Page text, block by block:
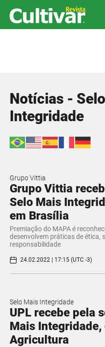
Notícias -
Integridade
Grupo Vittia
Grupo Vittia
Selo Mais
em Brasília
Premiação do MAPA é
desenvolvem práticas de ética,
responsabilidade
24.02.2022 | 17:15 (UTC -3)
Selo Mais Integridade
UPL recebe pela
Mais
Agricultura